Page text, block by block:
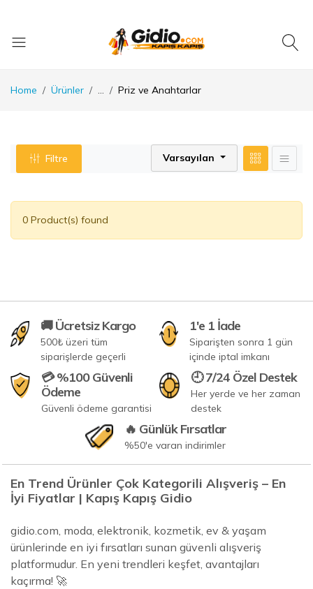
Home Ürünler ... Priz ve Anahtarlar
Filtre Varsayılan
0 Product(s) found
🚚 Ücretsiz Kargo
500₺ üzeri tüm
siparişlerde geçerli
1'e 1 İade
Siparişten sonra 1 gün
içinde iptal imkanı
💳 %100 Güvenli
Ödeme
Güvenli ödeme garantisi
🕘 7/24 Özel Destek
Her yerde ve her zaman
destek
🔥 Günlük Fırsatlar
%50'e varan indirimler
En Trend Ürünler Çok Kategorili Alışveriş – En
İyi Fiyatlar | Kapış Kapış Gidio
gidio.com, moda, elektronik, kozmetik, ev & yaşam
ürünlerinde en iyi fırsatları sunan güvenli alışveriş
platformudur. En yeni trendleri keşfet, avantajları
kaçırma! 🚀